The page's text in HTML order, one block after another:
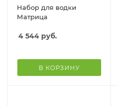
Набор для водки
Матрица
4 544 руб.
В КОРЗИНУ